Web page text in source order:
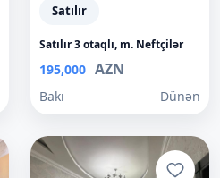
Satılır
Satılır 3 otaqlı, m. Neftçilər
195,000 AZN
Bakı Dünən